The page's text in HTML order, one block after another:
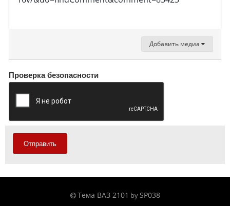
Добавить медиа
Проверка безопасности
Отправить
Тема ВАЗ 2101 by SP038